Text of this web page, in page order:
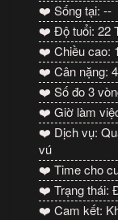
❤️ Sống tại: --
❤️ Độ tuổi: 22
❤️ Chiều cao:
❤️ Cân nặng:
❤️ Số đo 3
❤️ Giờ làm
❤️ Dịch vụ:
vú
❤️ Time cho
❤️ Trạng thái:
❤️ Cam kết: